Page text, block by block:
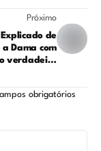
Próximo
Explicado de
Dama com
verdadeiro
obrigatórios